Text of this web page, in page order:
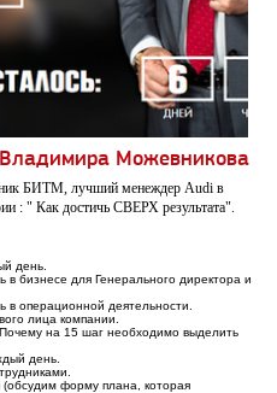
Можевникова
БИТМ, лучший менеждер Audi в
: " Как достичь СВЕРХ результата".
день.
бизнесе для Генерального директора и
операционной деятельности.
лица компании.
на 15 шаг необходимо выделить
день.
форму плана, которая